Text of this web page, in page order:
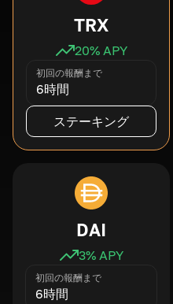
TRX
20% APY
初回の報酬まで
6時間
ステーキング
DAI
3% APY
初回の報酬まで
6時間